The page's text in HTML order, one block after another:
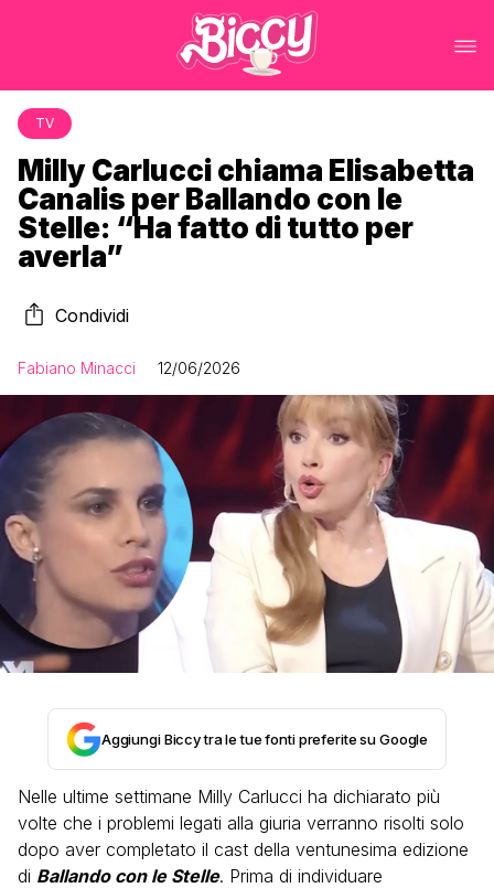
TV
Milly Carlucci chiama Elisabetta
Canalis per Ballando con le
Stelle: “Ha fatto di tutto per
averla”
Condividi
Fabiano Minacci 12/06/2026
Aggiungi Biccy tra le tue fonti preferite su Google
Nelle ultime settimane Milly Carlucci ha dichiarato più
volte che i problemi legati alla giuria verranno risolti solo
dopo aver completato il cast della ventunesima edizione
di Ballando con le Stelle. Prima di individuare